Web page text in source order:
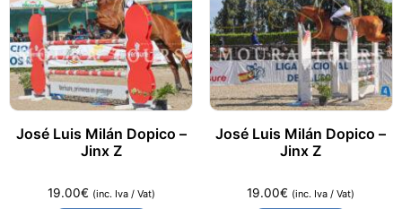
José Luis Milán Dopico –
Jinx Z
19.00€ (inc. Iva / Vat)
José Luis Milán Dopico –
Jinx Z
19.00€ (inc. Iva / Vat)